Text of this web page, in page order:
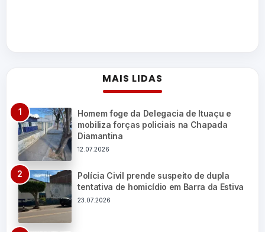
MAIS LIDAS
Homem foge da Delegacia de Ituaçu e
mobiliza forças policiais na Chapada
Diamantina
12.07.2026
Polícia Civil prende suspeito de dupla
tentativa de homicídio em Barra da Estiva
23.07.2026